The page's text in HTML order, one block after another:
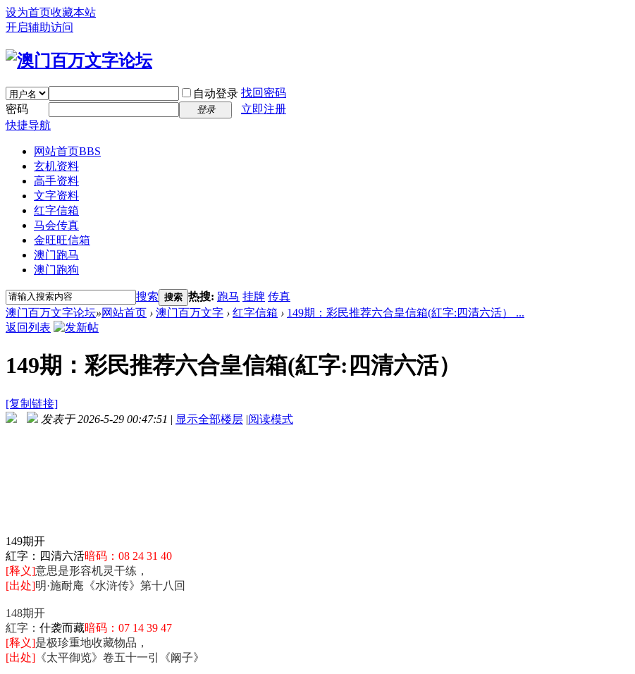
设为首页收藏本站
开启辅助访问
自动登录 找回密码
密码
登录
立即注册
快捷导航
网站首页BBS
玄机资料
高手资料
文字资料
红字信箱
马会传真
金旺旺信箱
澳门跑马
澳门跑狗
搜索 搜索 热搜: 跑马 挂牌 传真
澳门百万文字论坛»网站首页 › 澳门百万文字 › 红字信箱 › 149期：彩民推荐六合皇信箱(紅字:四清六活） ...
返回列表
149期：彩民推荐六合皇信箱(紅字:四清六活）
[复制链接]
发表于 2026-5-29 00:47:51 | 显示全部楼层 |阅读模式
149期开
紅字： 四清六活暗码：08 24 31 40
[释义]意思是形容机灵干练，
[出处]明·施耐庵《水浒传》第十八回
148期开
紅字： 什袭而藏暗码：07 14 39 47
[释义]是极珍重地收藏物品，
[出处] 《太平御览》卷五十一引《阚子》